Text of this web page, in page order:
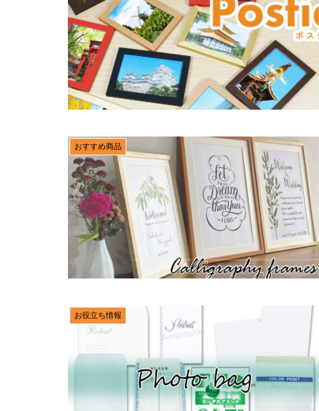
おすすめ商品
お役立ち情報